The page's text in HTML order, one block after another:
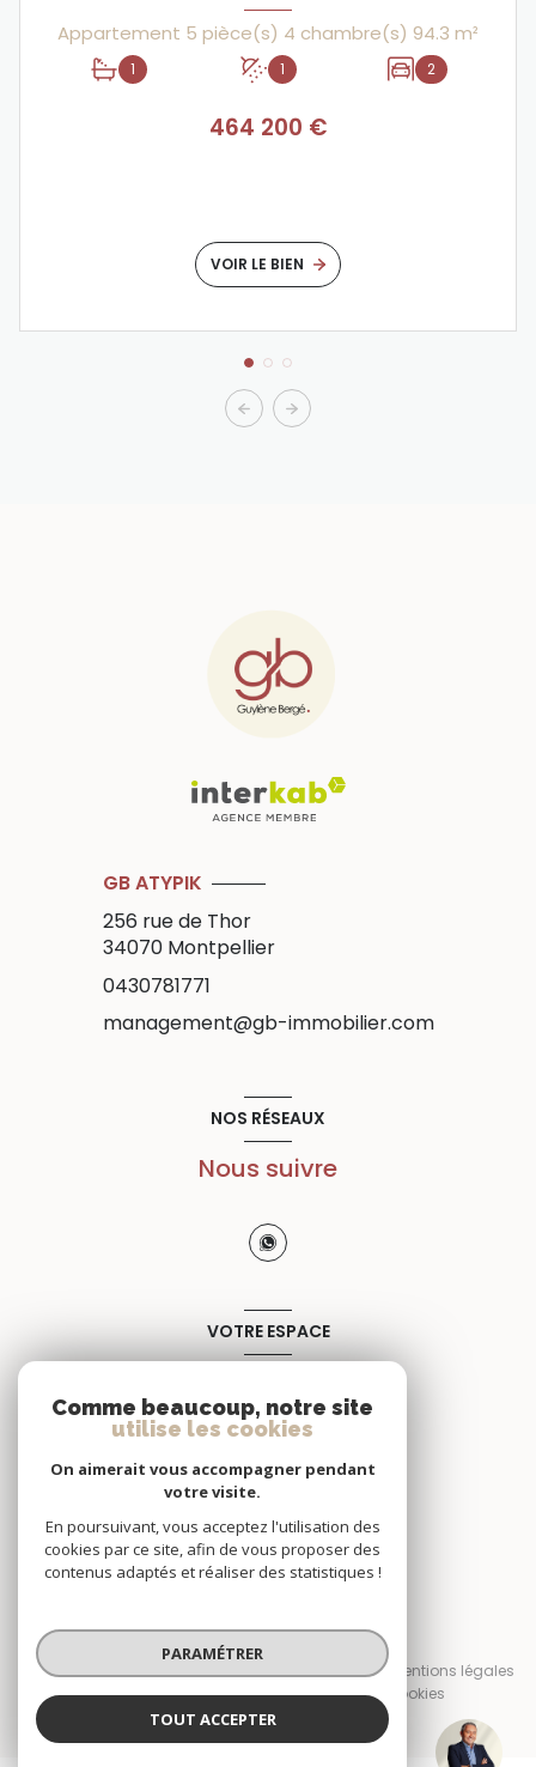
Frédéric SANZ
Appartement 5 pièce(s) 4 chambre(s) 94.3 m²
1 1 2
464 200 €
VOIR LE BIEN
GB ATYPIK
256 rue de Thor
34070 Montpellier
0430781771
management@gb-immobilier.com
NOS RÉSEAUX
Nous suivre
VOTRE ESPACE
© 2026 | Tous droits réservés
Nos honoraires
Nos partenaires
Mentions légales
Admin
Politique RGPD Cookies
Réalisé par :
Comme beaucoup, notre site
utilise les cookies
On aimerait vous accompagner pendant
votre visite.
En poursuivant, vous acceptez l'utilisation des
cookies par ce site, afin de vous proposer des
contenus adaptés et réaliser des statistiques !
PARAMÉTRER
TOUT ACCEPTER